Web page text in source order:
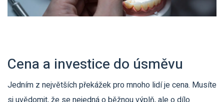
Cena a investice do úsměvu
Jedním z největších překážek pro mnoho lidí je cena. Musíte